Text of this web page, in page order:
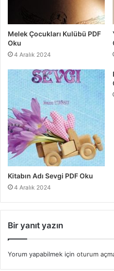
Melek Çocukları Kulübü PDF
Oku
4 Aralık 2024
Kitabın Adı Sevgi PDF Oku
4 Aralık 2024
Bir yanıt yazın
Yorum yapabilmek için oturum